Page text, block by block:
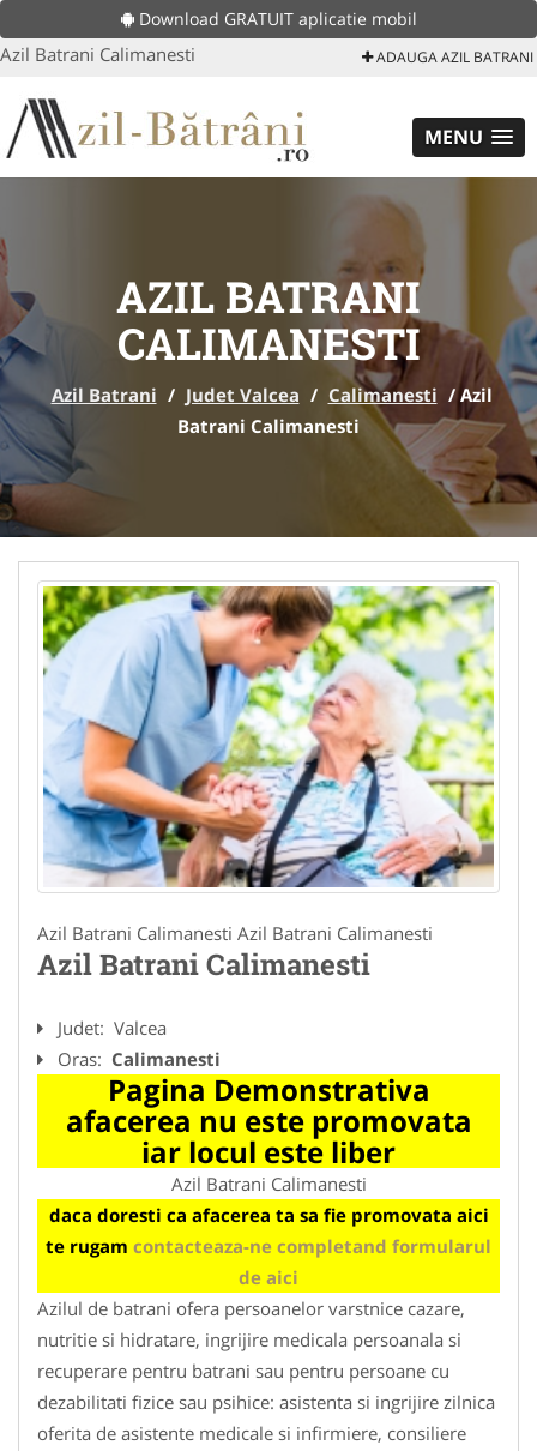
Download GRATUIT aplicatie mobil
Azil Batrani Calimanesti ADAUGA AZIL BATRANI
MENU
AZIL BATRANI
CALIMANESTI
Azil Batrani / Judet Valcea / Calimanesti /Azil
Batrani Calimanesti
Azil Batrani Calimanesti Azil Batrani Calimanesti
Azil Batrani Calimanesti
Judet: Valcea
Oras: Calimanesti
Pagina Demonstrativa
afacerea nu este promovata
iar locul este liber
Azil Batrani Calimanesti
daca doresti ca afacerea ta sa fie promovata aici
te rugam contacteaza-ne completand formularul
de aici
Azilul de batrani ofera persoanelor varstnice cazare,
nutritie si hidratare, ingrijire medicala persoanala si
recuperare pentru batrani sau pentru persoane cu
dezabilitati fizice sau psihice: asistenta si ingrijire zilnica
oferita de asistente medicale si infirmiere, consiliere